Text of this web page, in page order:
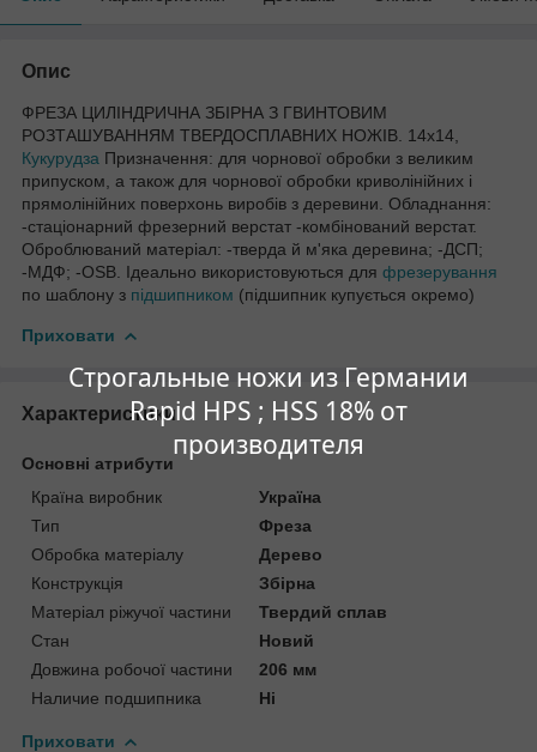
Строгальные ножи из Германии
Rapid HPS ; HSS 18% от
производителя
Опис
ФРЕЗА ЦИЛІНДРИЧНА ЗБІРНА З ГВИНТОВИМ
РОЗТАШУВАННЯМ ТВЕРДОСПЛАВНИХ НОЖІВ. 14х14,
Кукурудза Призначення: для чорнової обробки з великим
припуском, а також для чорнової обробки криволінійних і
прямолінійних поверхонь виробів з деревини. Обладнання:
-стаціонарний фрезерний верстат -комбінований верстат.
Оброблюваний матеріал: -тверда й м'яка деревина; -ДСП;
-МДФ; -OSB. Ідеально використовуються для фрезерування
по шаблону з підшипником (підшипник купується окремо)
Приховати
Характеристики
Основні атрибути
Країна виробник
Україна
Тип
Фреза
Обробка матеріалу
Дерево
Конструкція
Збірна
Матеріал ріжучої частини
Твердий сплав
Стан
Новий
Довжина робочої частини
206 мм
Наличие подшипника
Ні
Приховати